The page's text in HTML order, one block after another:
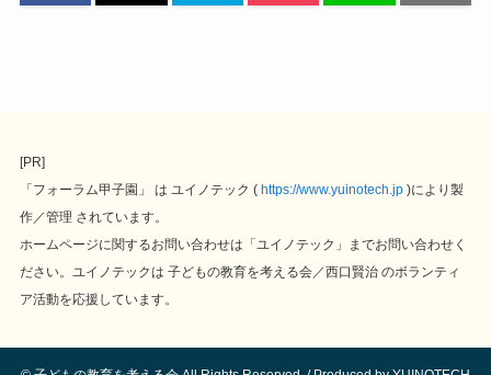
[PR]
「フォーラム甲子園」 は ユイノテック ( https://www.yuinotech.jp )により製
作／管理 されています。
ホームページに関するお問い合わせは「ユイノテック」までお問い合わせく
ださい。 ユイノテックは 子どもの教育を考える会／西口賢治 のボランティ
ア活動を応援しています。